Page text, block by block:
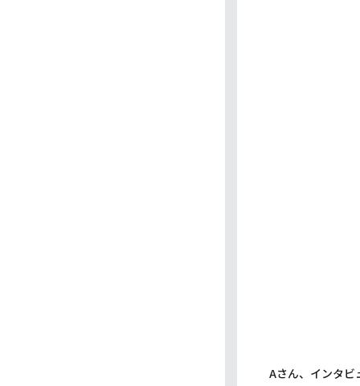
Aさん、インタビ